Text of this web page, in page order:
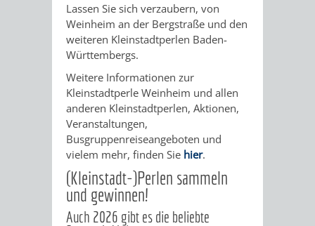
EINRICHTUNGEN
Lassen Sie sich verzaubern, von
Weinheim an der Bergstraße und den
weiteren Kleinstadtperlen Baden-
Württembergs.
Weitere Informationen zur
Kleinstadtperle Weinheim und allen
anderen Kleinstadtperlen, Aktionen,
Veranstaltungen,
Busgruppenreiseangeboten und
vielem mehr, finden Sie hier.
(Kleinstadt-)Perlen sammeln
und gewinnen!
Auch 2026 gibt es die beliebte